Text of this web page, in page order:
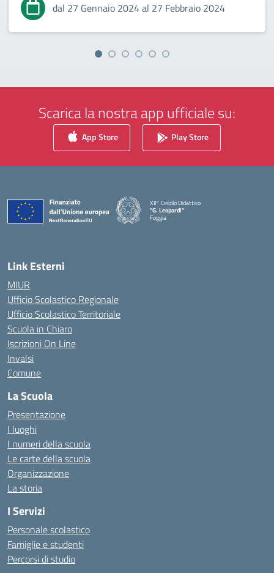
dal 27 Gennaio 2024 al 27 Febbraio 2024
Scarica la nostra app ufficiale su:
App Store Play Store
XII° Circolo Didattico
"G. Leopardi"
Foggia
— Visita la pagina iniziale della scuola
Link Esterni
MIUR
Ufficio Scolastico Regionale
Ufficio Scolastico Territoriale
Scuola in Chiaro
Iscrizioni On Line
Invalsi
Comune
La Scuola
Presentazione
I luoghi
I numeri della scuola
Le carte della scuola
Organizzazione
La storia
I Servizi
Personale scolastico
Famiglie e studenti
Percorsi di studio